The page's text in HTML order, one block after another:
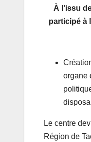
À l’issu
participé à
organe
Le centre
Région de